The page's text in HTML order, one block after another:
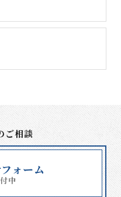
ご相談
ォーム
中